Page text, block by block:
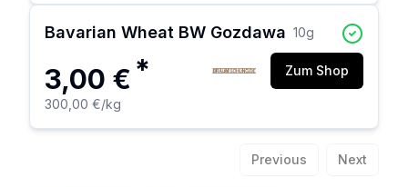
Bavarian Wheat BW Gozdawa 10g
3,00 € *
300,00 €/kg
Zum Shop
Previous Next